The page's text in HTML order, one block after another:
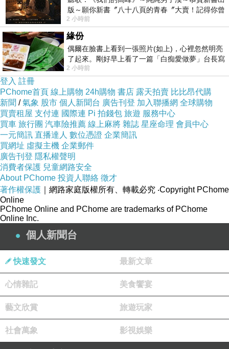
http://www.momoshop.com.tw/goods/GoodsDet
ail.jsp?
i_code=2150591&memid=6000003945&cid=a
puad&oid=1&osm=league
商品訊息功能:
品號：2150591
低瓦數高流明，省電效率佳。
全電壓設計，住家商辦皆適宜。
不含汞、不含鉛、不閃爍。
獨家光學及散熱設計專利
商品訊息描述
版～願你新書〞八十八頁的青春〞大賣！記得你曾
經在我的版留言…「好讚的圖^^感覺大家
2 小時前
緣份
偶爾在臉書上看到一張照片(如上)，心裡忽然明亮
了起來。剛好早上看了一篇「白痴愛做夢」台長寫
的貼文，在回顧年輕時瘋狂愛上
2 小時前
登入 註冊
PChome首頁 線上購物 24h購物 書店 露天拍賣 比比昂代購
新聞 /氣象 股市 個人新聞台 廣告刊登 加入聯播網 全球購物
買賣租屋 支付連 國際連 Pi 拍錢包 旅遊 服務中心
買車 旅行團 汽車險推薦 線上麻將 雜誌 星座命理 會員中心
一元簡訊 直播達人 數位憑證 企業簡訊
買網址 虛擬主機 企業郵件
廣告刊登 隱私權聲明
消費者保護 兒童網路安全
About PChome 投資人聯絡 徵才
著作權保護 ｜網路家庭版權所有、轉載必究 ‧Copyright PChome
Online
PChome Online and PChome are trademarks of PChome
Online Inc.
個人新聞台
快速發文 最新文章
心情雜記 美食饗宴
藝文欣賞 旅遊玩家
社會萬象 影視娛樂